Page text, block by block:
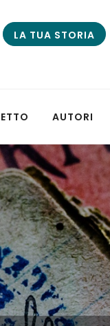
LA TUA STORIA
AUTORI